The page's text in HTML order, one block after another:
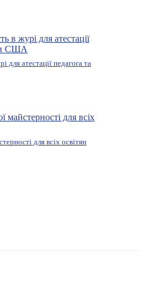
для атестації педагога та
для всіх освітян